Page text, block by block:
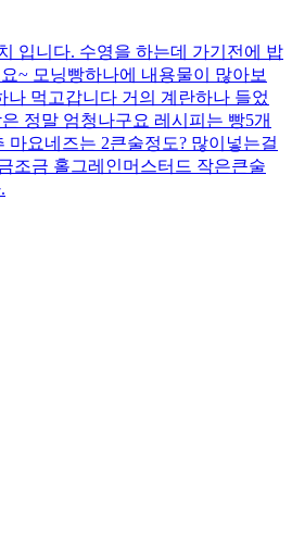
입니다. 수영을 하는데 가기전에 밥
~ 모닝빵하나에 내용물이 많아보
나 먹고갑니다 거의 계란하나 들었
정말 엄청나구요 레시피는 빵5개
마요네즈는 2큰술정도? 많이넣는걸
조금 홀그레인머스터드 작은큰술